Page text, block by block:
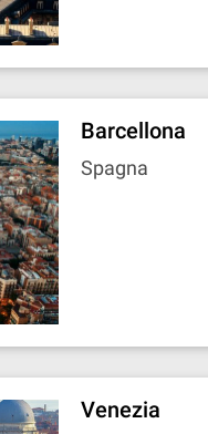
Barcellona
Spagna
Venezia